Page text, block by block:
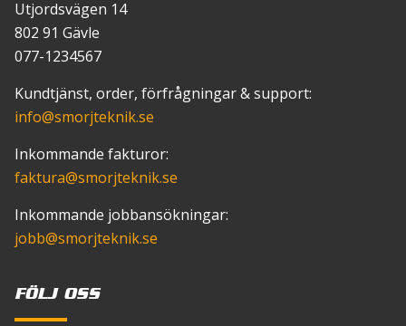
Utjordsvägen 14
802 91 Gävle
077-1234567
Kundtjänst, order, förfrågningar & support:
info@smorjteknik.se
Inkommande fakturor:
faktura@smorjteknik.se
Inkommande jobbansökningar:
jobb@smorjteknik.se
FÖLJ OSS